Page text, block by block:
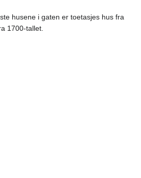
husene i gaten er toetasjes hus fra
1700-tallet.